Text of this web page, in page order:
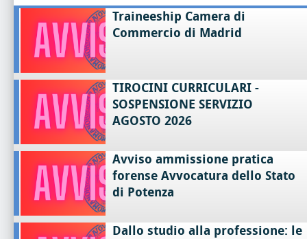
Traineeship Camera di
Commercio di Madrid
TIROCINI CURRICULARI -
SOSPENSIONE SERVIZIO
AGOSTO 2026
Avviso ammissione pratica
forense Avvocatura dello Stato
di Potenza
Dallo studio alla professione: le